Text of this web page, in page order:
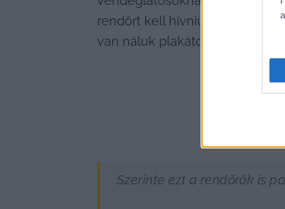
rendőrt kell hívniuk, végső
van náluk plakátolva, hogy a
Szerinte ezt a rendőrök is